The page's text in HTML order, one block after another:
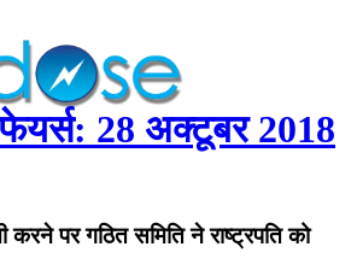
28 अक्टूबर 2018
करने पर गठित समिति ने राष्ट्रपति को